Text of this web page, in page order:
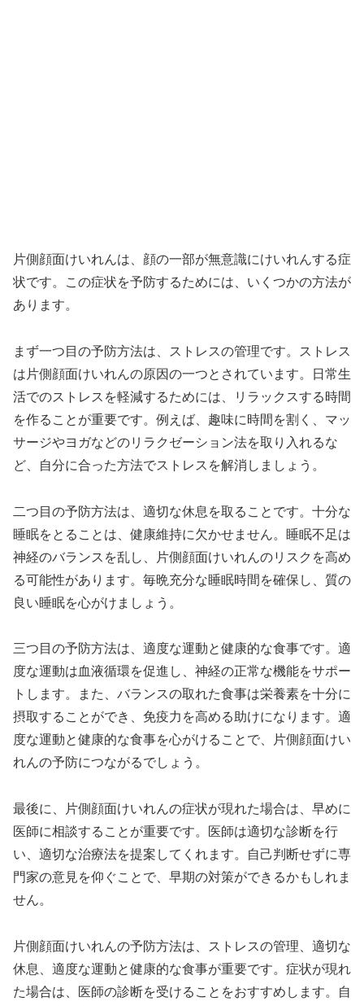
片側顔面けいれんは、顔の一部が無意識にけいれんする症
状です。この症状を予防するためには、いくつかの方法が
あります。
まず一つ目の予防方法は、ストレスの管理です。ストレス
は片側顔面けいれんの原因の一つとされています。日常生
活でのストレスを軽減するためには、リラックスする時間
を作ることが重要です。例えば、趣味に時間を割く、マッ
サージやヨガなどのリラクゼーション法を取り入れるな
ど、自分に合った方法でストレスを解消しましょう。
二つ目の予防方法は、適切な休息を取ることです。十分な
睡眠をとることは、健康維持に欠かせません。睡眠不足は
神経のバランスを乱し、片側顔面けいれんのリスクを高め
る可能性があります。毎晩充分な睡眠時間を確保し、質の
良い睡眠を心がけましょう。
三つ目の予防方法は、適度な運動と健康的な食事です。適
度な運動は血液循環を促進し、神経の正常な機能をサポー
トします。また、バランスの取れた食事は栄養素を十分に
摂取することができ、免疫力を高める助けになります。適
度な運動と健康的な食事を心がけることで、片側顔面けい
れんの予防につながるでしょう。
最後に、片側顔面けいれんの症状が現れた場合は、早めに
医師に相談することが重要です。医師は適切な診断を行
い、適切な治療法を提案してくれます。自己判断せずに専
門家の意見を仰ぐことで、早期の対策ができるかもしれま
せん。
片側顔面けいれんの予防方法は、ストレスの管理、適切な
休息、適度な運動と健康的な食事が重要です。症状が現れ
た場合は、医師の診断を受けることをおすすめします。自